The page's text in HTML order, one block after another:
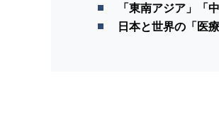
「東南アジア」「
日本と世界の「医